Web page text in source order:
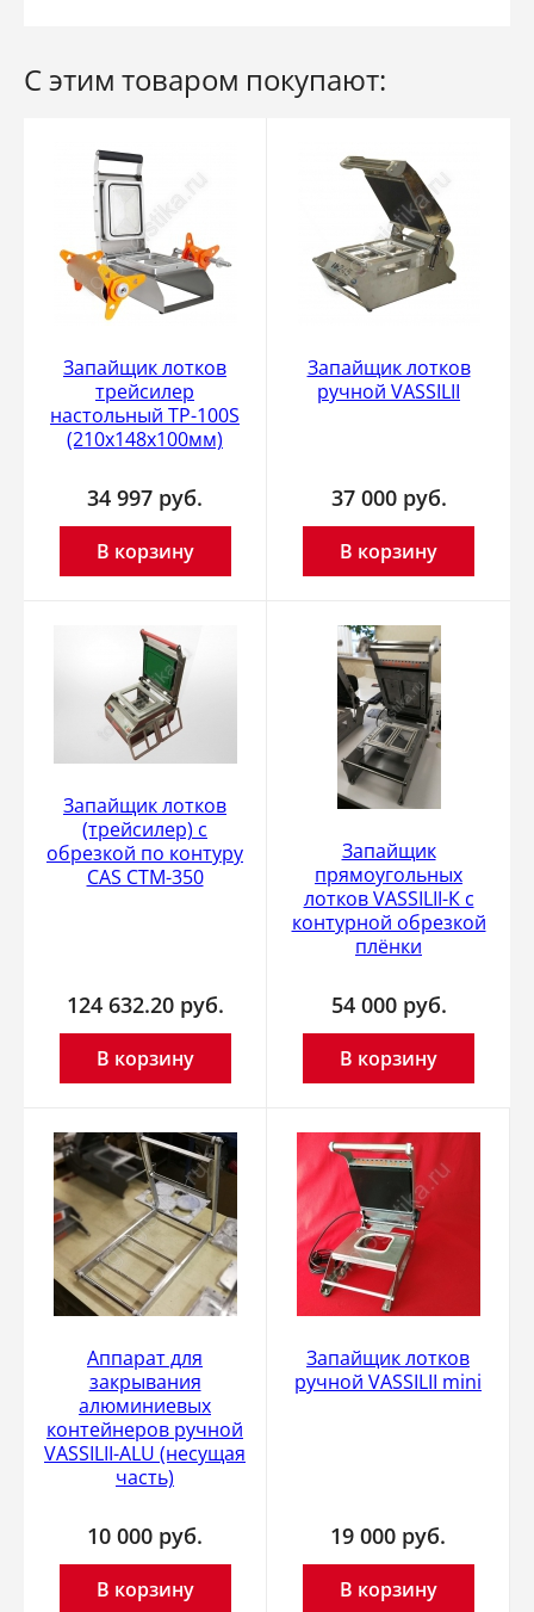
С этим товаром покупают:
Запайщик лотков
трейсилер
настольный TP-100S
(210х148х100мм)
34 997 руб.
В корзину
Запайщик лотков
ручной VASSILII
37 000 руб.
В корзину
Запайщик лотков
(трейсилер) c
обрезкой по контуру
CAS CTM-350
124 632.20 руб.
В корзину
Запайщик
прямоугольных
лотков VASSILII-К с
контурной обрезкой
плёнки
54 000 руб.
В корзину
Аппарат для
закрывания
алюминиевых
контейнеров ручной
VASSILII-ALU (несущая
часть)
10 000 руб.
В корзину
Запайщик лотков
ручной VASSILII mini
19 000 руб.
В корзину